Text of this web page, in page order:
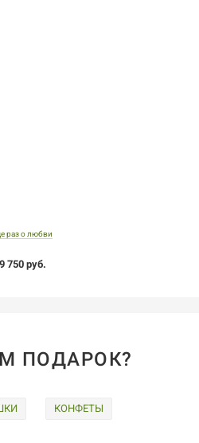
раз о любви
9 750 руб.
ПОДАРОК?
КОНФЕТЫ